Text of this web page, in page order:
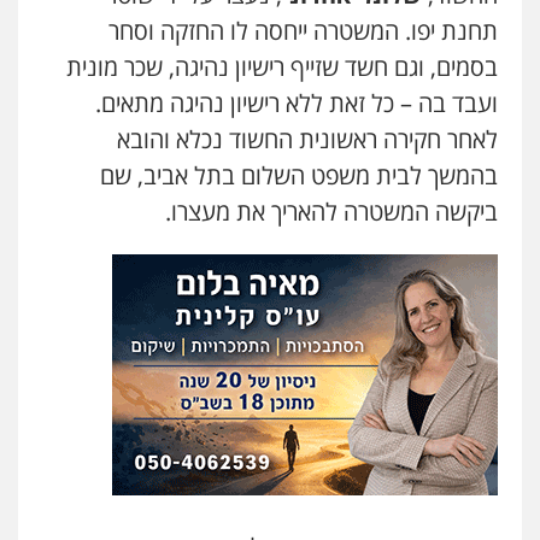
עו"ד יאיר בן סימון
נזיקין
0505719060
עו"ד נס בן נתן
פלילי כלכלי פשיעה חמורה נוער
0505555110
עו"ד דניאל דרוביצקי
פלילי משפחה צבאי
0526409925
עו"ד משה פלמור
פלילי כלכלי צווארון לבן עורכי דין לענייני
אסירים
0549732303
תחנת יפו. המשטרה ייחסה לו החזקה וסחר
בסמים, וגם חשד שזייף רישיון נהיגה, שכר מונית
ועבד בה – כל זאת ללא רישיון נהיגה מתאים.
לאחר חקירה ראשונית החשוד נכלא והובא
בהמשך לבית משפט השלום בתל אביב, שם
ביקשה המשטרה להאריך את מעצרו.